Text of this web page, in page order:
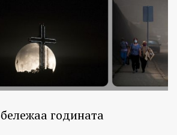
годината